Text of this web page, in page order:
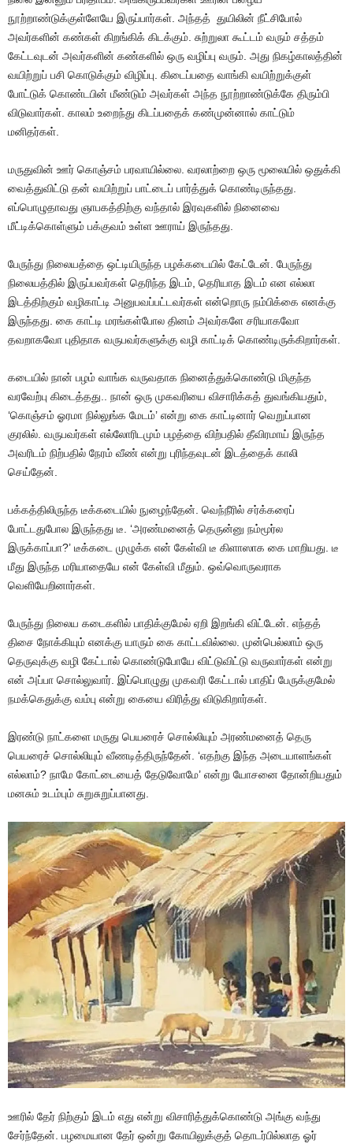
நூற்றாண்டுக்குள்ளேயே இருப்பார்கள். அந்தத் துயிலின் நீட்சிபோல்
அவர்களின் கண்கள் கிறங்கிக் கிடக்கும். சுற்றுலா கூட்டம் வரும் சத்தம்
கேட்டவுடன் அவர்களின் கண்களில் ஒரு வழிப்பு வரும். அது நிகழ்காலத்தின்
வயிற்றுப் பசி கொடுக்கும் விழிப்பு. கிடைப்பதை வாங்கி வயிற்றுக்குள்
போட்டுக் கொண்டபின் மீண்டும் அவர்கள் அந்த நூற்றாண்டுக்கே திரும்பி
விடுவார்கள். காலம் உறைந்து கிடப்பதைக் கண்முன்னால் காட்டும்
மனிதர்கள்.
மருதுவின் ஊர் கொஞ்சம் பரவாயில்லை. வரலாற்றை ஒரு மூலையில் ஒதுக்கி
வைத்துவிட்டு தன் வயிற்றுப் பாட்டைப் பார்த்துக் கொண்டிருந்தது.
எப்பொழுதாவது ஞாபகத்திற்கு வந்தால் இரவுகளில் நினைவை
மீட்டிக்கொள்ளும் பக்குவம் உள்ள ஊராய் இருந்தது.
பேருந்து நிலையத்தை ஒட்டியிருந்த பழக்கடையில் கேட்டேன். பேருந்து
நிலையத்தில் இருப்பவர்கள் தெரிந்த இடம், தெரியாத இடம் என எல்லா
இடத்திற்கும் வழிகாட்டி அனுபவப்பட்டவர்கள் என்றொரு நம்பிக்கை எனக்கு
இருந்தது. கை காட்டி மரங்கள்போல தினம் அவர்களே சரியாகவோ
தவறாகவோ புதிதாக வருபவர்களுக்கு வழி காட்டிக் கொண்டிருக்கிறார்கள்.
கடையில் நான் பழம் வாங்க வருவதாக நினைத்துக்கொண்டு மிகுந்த
வரவேற்பு கிடைத்தது.. நான் ஒரு முகவரியை விசாரிக்கத் துவங்கியதும்,
‘கொஞ்சம் ஓரமா நில்லுங்க மேடம்’ என்று கை காட்டினார் வெறுப்பான
குரலில். வருபவர்கள் எல்லோரிடமும் பழத்தை விற்பதில் தீவிரமாய் இருந்த
அவரிடம் நிற்பதில் நேரம் வீண் என்று புரிந்தவுடன் இடத்தைக் காலி
செய்தேன்.
பக்கத்திலிருந்த டீக்கடையில் நுழைந்தேன். வெந்நீரில் சர்க்கரைப்
போட்டதுபோல இருந்தது டீ. ‘அரண்மனைத் தெருன்னு நம்மூர்ல
இருக்காப்பா?’ டீக்கடை முழுக்க என் கேள்வி டீ கிளாஸாக கை மாறியது. டீ
மீது இருந்த மரியாதையே என் கேள்வி மீதும். ஒவ்வொருவராக
வெளியேறினார்கள்.
பேருந்து நிலைய கடைகளில் பாதிக்குமேல் ஏறி இறங்கி விட்டேன். எந்தத்
திசை நோக்கியும் எனக்கு யாரும் கை காட்டவில்லை. முன்பெல்லாம் ஒரு
தெருவுக்கு வழி கேட்டால் கொண்டுபோயே விட்டுவிட்டு வருவார்கள் என்று
என் அப்பா சொல்லுவார். இப்பொழுது முகவரி கேட்டால் பாதிப் பேருக்குமேல்
நமக்கெதுக்கு வம்பு என்று கையை விரித்து விடுகிறார்கள்.
இரண்டு நாட்களை மருது பெயரைச் சொல்லியும் அரண்மனைத் தெரு
பெயரைச் சொல்லியும் வீணடித்திருந்தேன். ‘எதற்கு இந்த அடையாளங்கள்
எல்லாம்? நாமே கோட்டையைத் தேடுவோமே’ என்று யோசனை தோன்றியதும்
மனசும் உடம்பும் சுறுசுறுப்பானது.
ஊரில் தேர் நிற்கும் இடம் எது என்று விசாரித்துக்கொண்டு அங்கு வந்து
சேர்ந்தேன். பழமையான தேர் ஒன்று கோயிலுக்குத் தொடர்பில்லாத ஓர்